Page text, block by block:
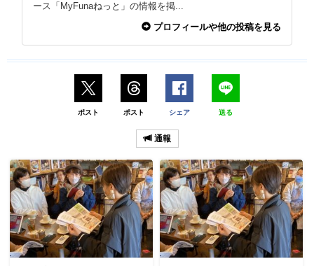
ース「MyFunaねっと」の情報を掲...
プロフィールや他の投稿を見る
ポスト ポスト シェア 送る
通報